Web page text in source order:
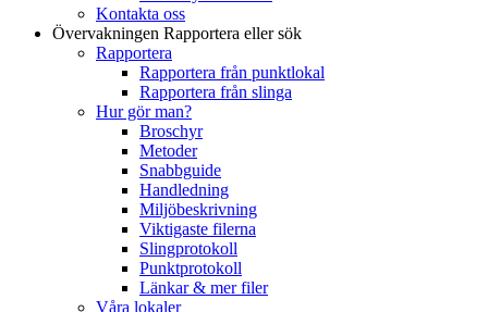
Kontakta oss
Övervakningen Rapportera eller sök
Rapportera
Rapportera från punktlokal
Rapportera från slinga
Hur gör man?
Broschyr
Metoder
Snabbguide
Handledning
Miljöbeskrivning
Viktigaste filerna
Slingprotokoll
Punktprotokoll
Länkar & mer filer
Våra lokaler